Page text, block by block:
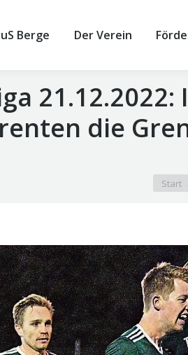
Berge Der Verein
die
Sie
Start